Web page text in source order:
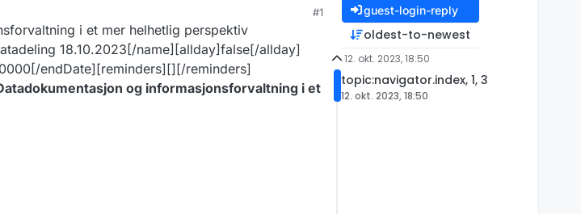
#1
i et mer helhetlig perspektiv
18.10.2023[/name][allday]false[/allday]
endDate][reminders][][/reminders]
og informasjonsforvaltning i et
guest-login-reply
oldest-to-newest
12. okt. 2023, 18:50
topic:navigator.index, 1, 3
12. okt. 2023, 18:50